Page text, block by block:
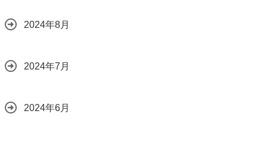
2024年8月
2024年7月
2024年6月